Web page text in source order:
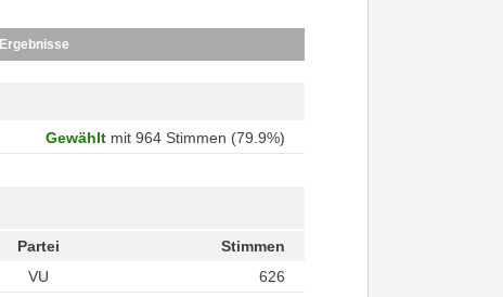
Ergebnisse
Gewähltmit 964 Stimmen (79.9%)
Partei
Stimmen
VU
626